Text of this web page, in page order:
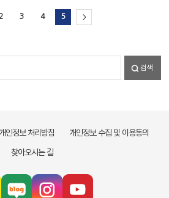
2 3 4 5 >
검색
개인정보 처리방침
개인정보 수집 및 이용동의
찾아오시는 길